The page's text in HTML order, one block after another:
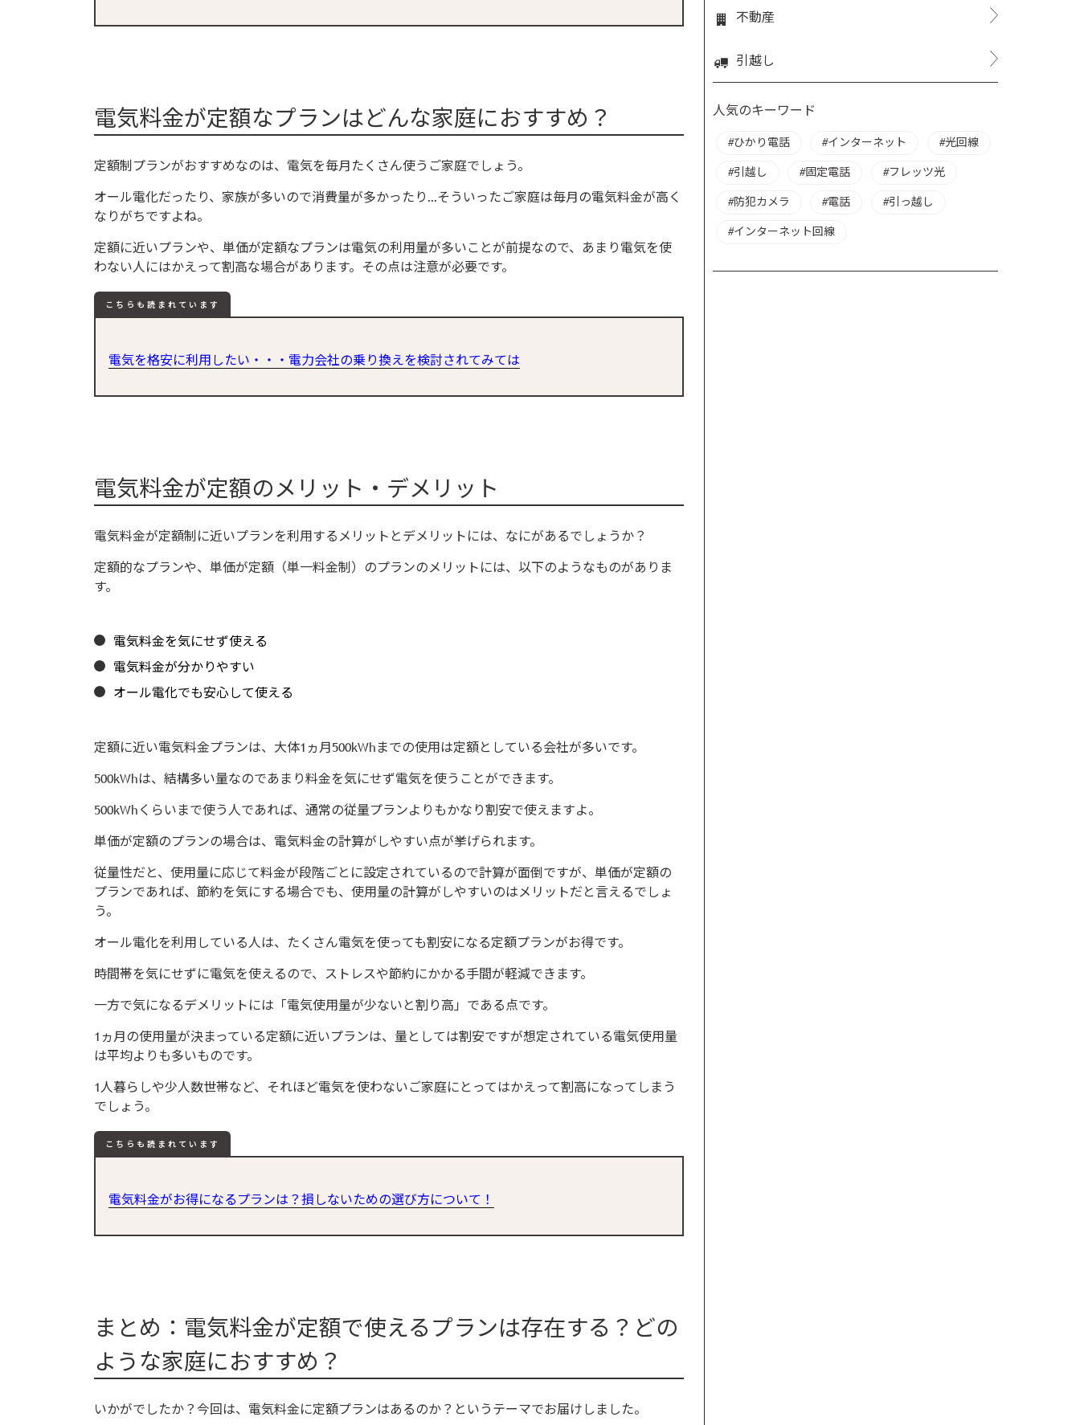
電気料金が定額なプランはどんな家庭におすすめ？
定額制プランがおすすめなのは、電気を毎月たくさん使うご家庭でしょう。
オール電化だったり、家族が多いので消費量が多かったり…そういったご家庭は毎月の電気料金が高く
なりがちですよね。
定額に近いプランや、単価が定額なプランは電気の利用量が多いことが前提なので、あまり電気を使
わない人にはかえって割高な場合があります。その点は注意が必要です。
こちらも読まれています
電気を格安に利用したい・・・電力会社の乗り換えを検討されてみては
電気料金が定額のメリット・デメリット
電気料金が定額制に近いプランを利用するメリットとデメリットには、なにがあるでしょうか？
定額的なプランや、単価が定額（単一料金制）のプランのメリットには、以下のようなものがありま
す。
電気料金を気にせず使える
電気料金が分かりやすい
オール電化でも安心して使える
定額に近い電気料金プランは、大体1ヵ月500kWhまでの使用は定額としている会社が多いです。
500kWhは、結構多い量なのであまり料金を気にせず電気を使うことができます。
500kWhくらいまで使う人であれば、通常の従量プランよりもかなり割安で使えますよ。
単価が定額のプランの場合は、電気料金の計算がしやすい点が挙げられます。
従量性だと、使用量に応じて料金が段階ごとに設定されているので計算が面倒ですが、単価が定額の
プランであれば、節約を気にする場合でも、使用量の計算がしやすいのはメリットだと言えるでしょ
う。
オール電化を利用している人は、たくさん電気を使っても割安になる定額プランがお得です。
時間帯を気にせずに電気を使えるので、ストレスや節約にかかる手間が軽減できます。
一方で気になるデメリットには「電気使用量が少ないと割り高」である点です。
1ヵ月の使用量が決まっている定額に近いプランは、量としては割安ですが想定されている電気使用量
は平均よりも多いものです。
1人暮らしや少人数世帯など、それほど電気を使わないご家庭にとってはかえって割高になってしまう
でしょう。
こちらも読まれています
電気料金がお得になるプランは？損しないための選び方について！
まとめ：電気料金が定額で使えるプランは存在する？どの
ような家庭におすすめ？
いかがでしたか？今回は、電気料金に定額プランはあるのか？というテーマでお届けしました。
不動産
引越し
人気のキーワード
ひかり電話 インターネット 光回線
引越し 固定電話 フレッツ光
防犯カメラ 電話 引っ越し
インターネット回線